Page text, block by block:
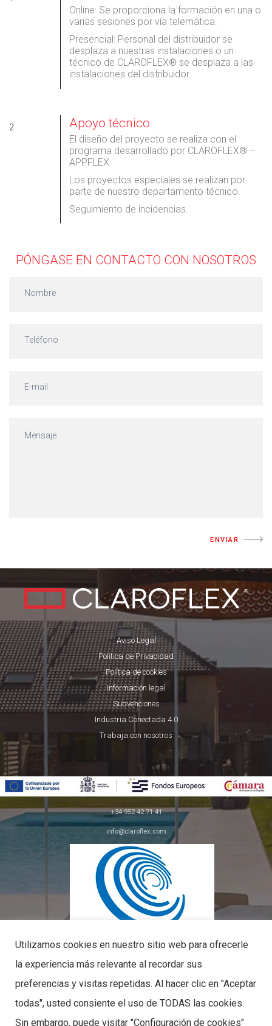
Online: Se proporciona la formación en una o
varias sesiones por vía telemática.
Presencial: Personal del distribuidor se
desplaza a nuestras instalaciones o un
técnico de CLAROFLEX® se desplaza a las
instalaciones del distribuidor.
2 Apoyo técnico
El diseño del proyecto se realiza con el
programa desarrollado por CLAROFLEX® –
APPFLEX.
Los proyectos especiales se realizan por
parte de nuestro departamento técnico.
Seguimiento de incidencias.
PÓNGASE EN CONTACTO CON NOSOTROS
contacto
ENVIAR
Aviso Legal
Política de Privacidad
Política de cookies
Información legal
Subvenciones
Industria Conectada 4.0
Trabaja con nosotros
+34 952 42 71 41
info@claroflex.com
C/ José Calderón, parcela 350 (apdo. 30)
29590, Málaga
Utilizamos cookies en nuestro sitio web para ofrecerle
la experiencia más relevante al recordar sus
preferencias y visitas repetidas. Al hacer clic en "Aceptar
todas", usted consiente el uso de TODAS las cookies.
Sin embargo, puede visitar "Configuración de cookies"